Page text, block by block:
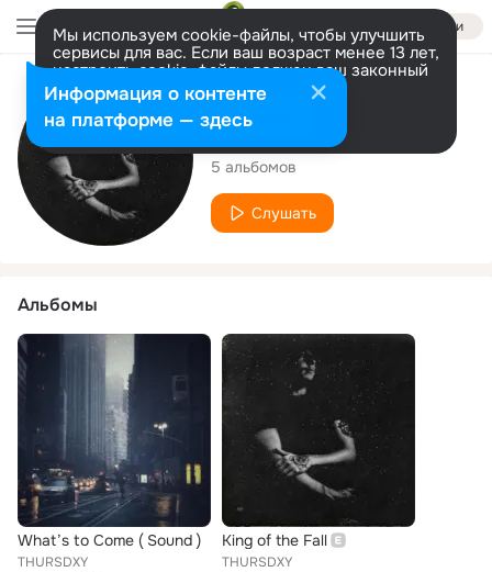
Войти
Мы используем cookie-файлы, чтобы улучшить
сервисы для вас. Если ваш возраст менее 13 лет,
настроить cookie-файлы должен ваш законный
представитель. Больше информации
Разрешить все Настроить
Исполнитель
THURSDXY
5 альбомов
Слушать
Альбомы
What’s to Come ( Sound )
THURSDXY
King of the Fall
THURSDXY
Информация о контенте
на платформе — здесь